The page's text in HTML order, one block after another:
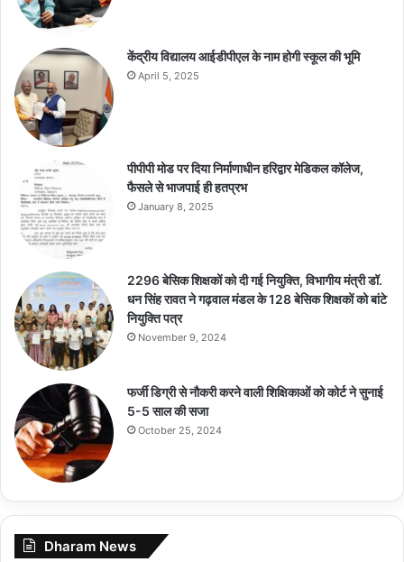
केंद्रीय विद्यालय आईडीपीएल के नाम होगी स्कूल की भूमि
April 5, 2025
पीपीपी मोड पर दिया निर्माणाधीन हरिद्वार मेडिकल कॉलेज,
फैसले से भाजपाई ही हतप्रभ
January 8, 2025
2296 बेसिक शिक्षकों को दी गई नियुक्ति, विभागीय मंत्री डॉ.
धन सिंह रावत ने गढ़वाल मंडल के 128 बेसिक शिक्षकों को बांटे
नियुक्ति पत्र
November 9, 2024
फर्जी डिग्री से नौकरी करने वाली शिक्षिकाओं को कोर्ट ने सुनाई
5-5 साल की सजा
October 25, 2024
Dharam News